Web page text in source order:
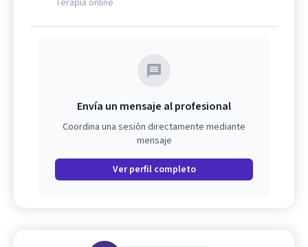
Envía un mensaje al profesional
Coordina una sesión directamente mediante
mensaje
Ver perfil completo